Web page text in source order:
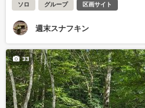
ソロ グループ 区画サイト
週末スナフキン
33